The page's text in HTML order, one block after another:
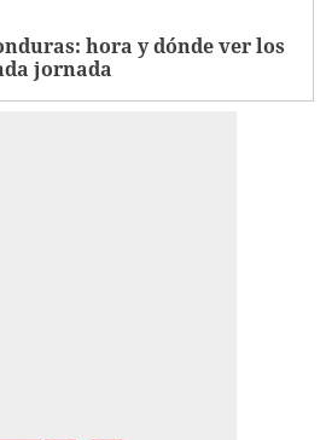
hora y dónde ver los
jornada